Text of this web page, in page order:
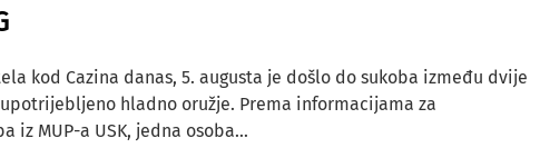
kod Cazina danas, 5. augusta je došlo do sukoba između dvije
hladno oružje. Prema informacijama za
iz MUP-a USK, jedna osoba...